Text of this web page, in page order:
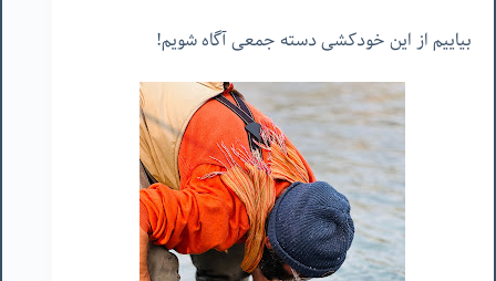
بیاییم از این خودکشی دسته جمعی آگاه شویم!